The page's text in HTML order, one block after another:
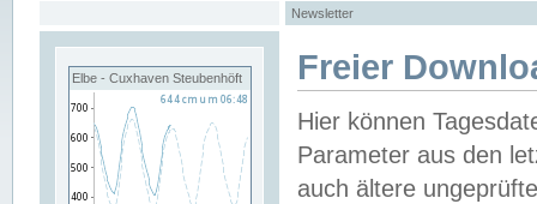
Newsletter
Elbe - Cuxhaven Steubenhöft Freier
Hier können
Parameter aus den
auch ältere